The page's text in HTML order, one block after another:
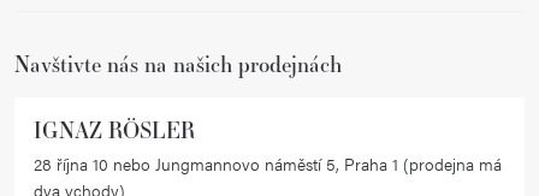
Navštivte nás na našich prodejnách
IGNAZ RÖSLER
28 října 10 nebo Jungmannovo náměstí 5, Praha 1 (prodejna má
dva vchody)